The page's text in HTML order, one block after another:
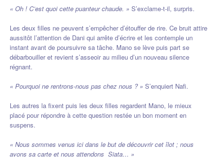
« Oh ! C’est quoi cette puanteur chaude. » S’exclame-t-il, surpris.
Les deux filles ne peuvent s’empêcher d’étouffer de rire. Ce bruit attire
aussitôt l’attention de Dani qui arrête d’écrire et les contemple un
instant avant de poursuivre sa tâche. Mano se lève puis part se
débarbouiller et revient s’asseoir au milieu d’un nouveau silence
régnant.
« Pourquoi ne rentrons-nous pas chez nous ? » S’enquiert Nafi.
Les autres la fixent puis les deux filles regardent Mano, le mieux
placé pour répondre à cette question restée un bon moment en
suspens.
« Nous sommes venus ici dans le but de découvrir cet îlot ; nous
avons sa carte et nous attendons Siata… »